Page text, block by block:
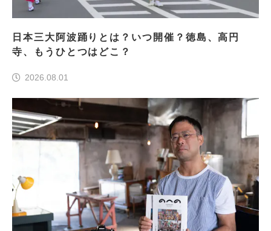
日本三大阿波踊りとは？いつ開催？徳島、高円
寺、もうひとつはどこ？
2026.08.01